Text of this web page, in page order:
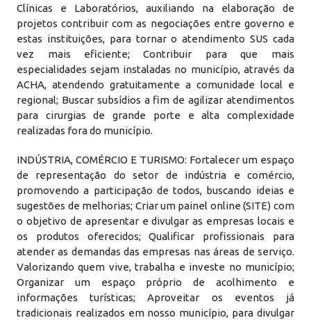
Clínicas e Laboratórios, auxiliando na elaboração de
projetos contribuir com as negociações entre governo e
estas instituições, para tornar o atendimento SUS cada
vez mais eficiente; Contribuir para que mais
especialidades sejam instaladas no município, através da
ACHA, atendendo gratuitamente a comunidade local e
regional; Buscar subsídios a fim de agilizar atendimentos
para cirurgias de grande porte e alta complexidade
realizadas fora do município.
INDÚSTRIA, COMÉRCIO E TURISMO: Fortalecer um espaço
de representação do setor de indústria e comércio,
promovendo a participação de todos, buscando ideias e
sugestões de melhorias; Criar um painel online (SITE) com
o objetivo de apresentar e divulgar as empresas locais e
os produtos oferecidos; Qualificar profissionais para
atender as demandas das empresas nas áreas de serviço.
Valorizando quem vive, trabalha e investe no município;
Organizar um espaço próprio de acolhimento e
informações turísticas; Aproveitar os eventos já
tradicionais realizados em nosso município, para divulgar